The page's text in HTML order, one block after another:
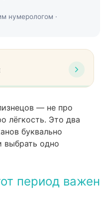
нумерологом ·
с энергией и
энергий и
Близнецам в этот
— не про
лёгкость. Это два
буквально
выбрать одно
период важен